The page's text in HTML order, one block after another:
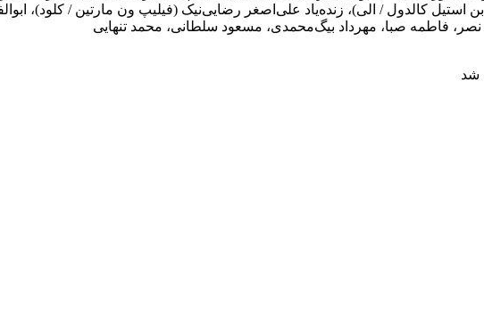
استیل کالدول / الی)، زنده‌یاد علی‌اصغر رضایی‌نیک (فیلیپ ون مارتین / کلود)،
نصر، فاطمه صبا، مهرداد بیگ‌محمدی، مسعود سلطانی، محمد تنهایی